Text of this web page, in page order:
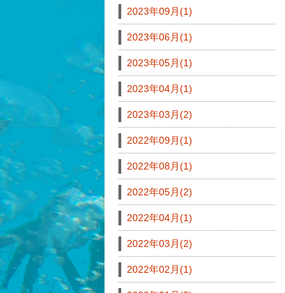
2023年09月(1)
2023年06月(1)
2023年05月(1)
2023年04月(1)
2023年03月(2)
2022年09月(1)
2022年08月(1)
2022年05月(2)
2022年04月(1)
2022年03月(2)
2022年02月(1)